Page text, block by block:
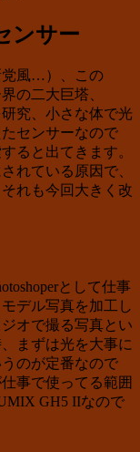
ンサー
党風…）、この
の二大巨塔、
究、小さな体で光
センサーなので
ると出てきます。
れている原因で、
れも今回大きく改
として仕事
デル写真を加工し
オで撮る写真とい
まずは光を大事に
のが定番なので
事で使ってる範囲
GH5 IIなので